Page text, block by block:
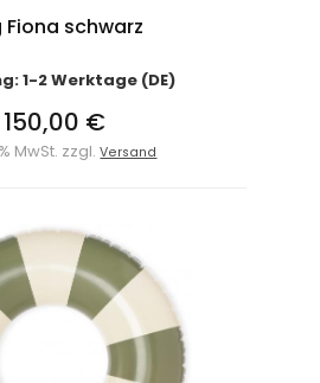
Fiona schwarz
1-2 Werktage (DE)
150,00 €
MwSt. zzgl.Versand